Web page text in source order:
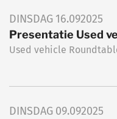
DINSDAG 16.092025
Presentatie Used
Used vehicle
DINSDAG 09.092025